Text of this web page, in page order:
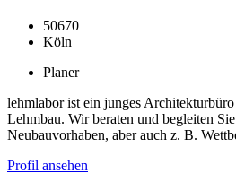
50670
Köln
Planer
lehmlabor ist ein junges
Lehmbau. Wir beraten und begleiten
Neubauvorhaben, aber auch z. B.
Profil ansehen